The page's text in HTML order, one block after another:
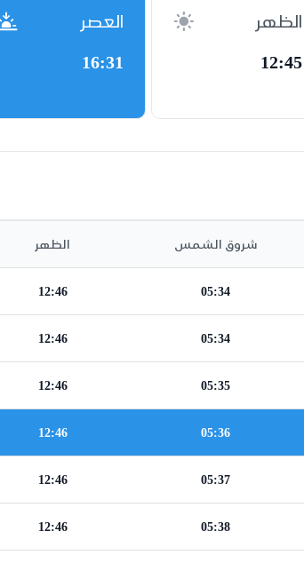
الظهر
12:45
العصر
16:31
شروق الشمس الظهر
05:34
12:46
05:34
12:46
05:35
12:46
05:36
12:46
05:37
12:46
05:38
12:46